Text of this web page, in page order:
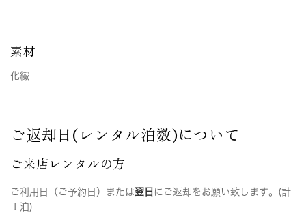
素材
化繊
ご返却日(レンタル泊数)について
ご来店レンタルの方
ご利用日（ご予約日）または翌日 にご返却をお願い致します。(計
１泊)